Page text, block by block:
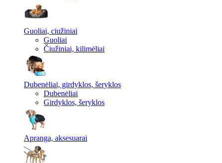
Guoliai, ciužiniai
Guoliai
Čiužiniai, kilimėliai
Dubenėliai, girdyklos, šeryklos
Dubenėliai
Girdyklos, šeryklos
Apranga, aksesuarai